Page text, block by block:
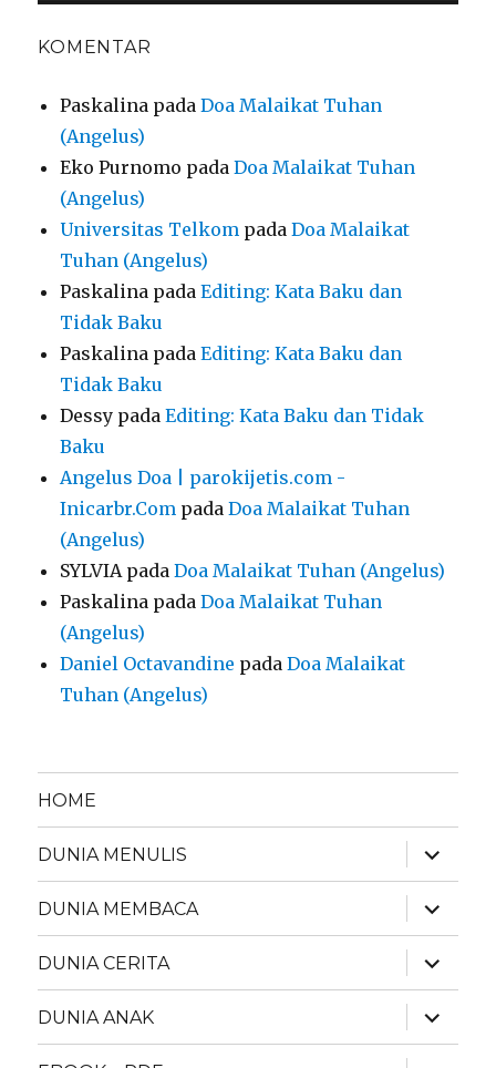
KOMENTAR
Paskalina padaDoa Malaikat Tuhan
(Angelus)
Eko Purnomo padaDoa Malaikat Tuhan
(Angelus)
Universitas Telkom padaDoa Malaikat
Tuhan (Angelus)
Paskalina padaEditing: Kata Baku dan
Tidak Baku
Paskalina padaEditing: Kata Baku dan
Tidak Baku
Dessy padaEditing: Kata Baku dan Tidak
Baku
Angelus Doa | parokijetis.com -
Inicarbr.Com padaDoa Malaikat Tuhan
(Angelus)
SYLVIApadaDoa Malaikat Tuhan (Angelus)
Paskalina padaDoa Malaikat Tuhan
(Angelus)
Daniel Octavandine padaDoa Malaikat
Tuhan (Angelus)
HOME
DUNIA MENULIS
expand
child
menu
DUNIA MEMBACA
expand
child
menu
DUNIA CERITA
expand
child
menu
DUNIA ANAK
expand
child
menu